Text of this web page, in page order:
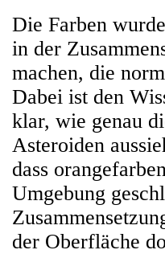
Die Farben
in der
machen, die
Dabei ist den
klar, wie genau
Asteroiden
dass
Umgebung
der Oberfläche